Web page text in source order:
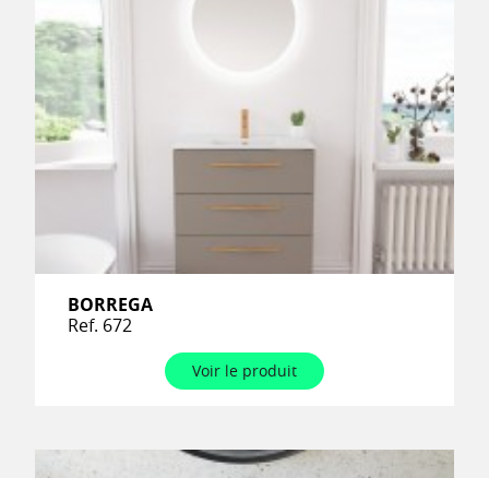
BORREGA
Ref. 672
Voir le produit